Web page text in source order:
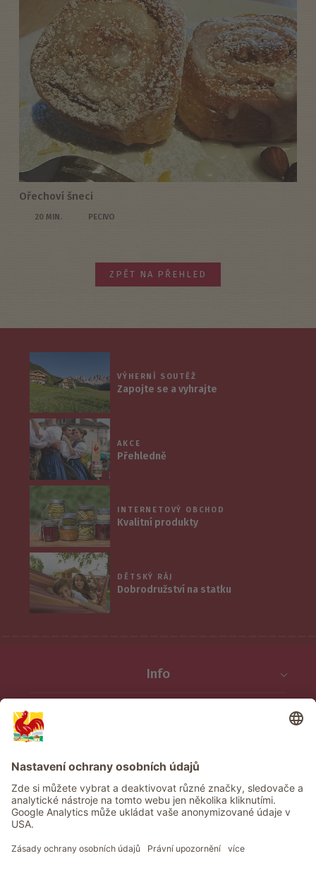
Ořechoví šneci
20 MIN. PECIVO
ZPĚT NA PŘEHLED
VÝHERNÍ SOUTĚŽ
Zapojte se a vyhrajte
AKCE
Přehledně
INTERNETOVÝ OBCHOD
Kvalitní produkty
DĚTSKÝ RÁJ
Dobrodružství na statku
Info
Newsletter